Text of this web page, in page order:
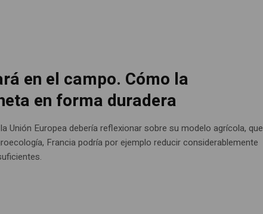
en el campo. Cómo la
en forma duradera
Unión Europea debería reflexionar sobre su modelo agrícola, que
Francia podría por ejemplo reducir considerablemente